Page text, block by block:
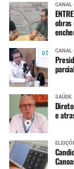
CANAL
obras
CANAL
SAÚDE
e